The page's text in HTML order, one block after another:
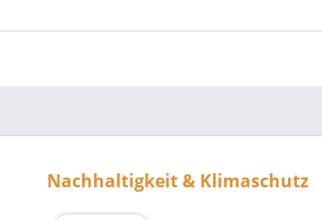
Nachhaltigkeit & Klimaschutz